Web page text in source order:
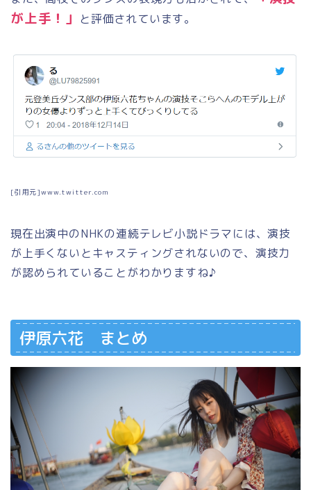
が上手！」 と評価されています。
[引用元]www.twitter.com
現在出演中のNHKの連続テレビ小説ドラマには、演技
が上手くないとキャスティングされないので、演技力
が認められていることがわかりますね♪
伊原六花 まとめ